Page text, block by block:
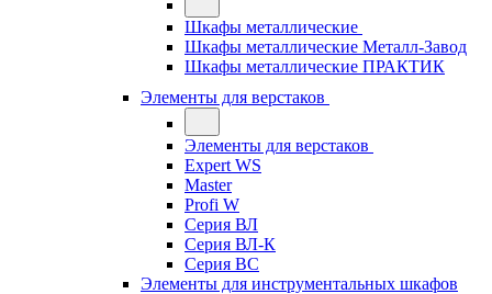
Шкафы металлические
Шкафы металлические Металл-Завод
Шкафы металлические ПРАКТИК
Элементы для верстаков
Элементы для верстаков
Expert WS
Master
Profi W
Серия ВЛ
Серия ВЛ-К
Серия ВС
Элементы для инструментальных шкафов